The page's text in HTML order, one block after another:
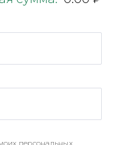
персональных